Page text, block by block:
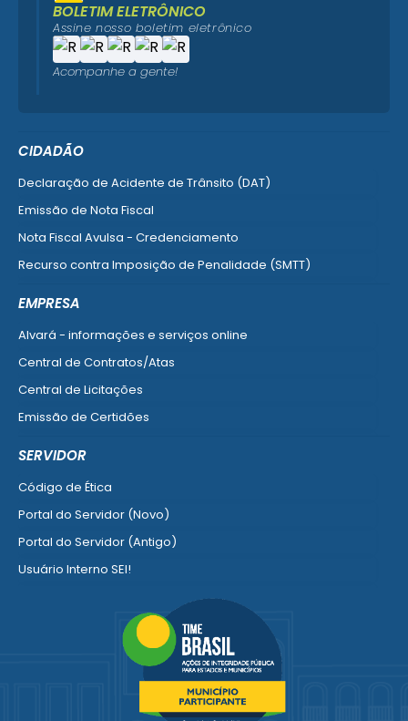
CIDADÃO
Declaração de Acidente de Trânsito (DAT)
Emissão de Nota Fiscal
Nota Fiscal Avulsa - Credenciamento
Recurso contra Imposição de Penalidade (SMTT)
EMPRESA
Alvará - informações e serviços online
Central de Contratos/Atas
Central de Licitações
Emissão de Certidões
SERVIDOR
Código de Ética
Portal do Servidor (Novo)
Portal do Servidor (Antigo)
Usuário Interno SEI!
Portal do Segurado
Manual de Gestão Patrimonial
BOLETIM ELETRÔNICO
Assine nosso boletim eletrônico
Acompanhe a gente!